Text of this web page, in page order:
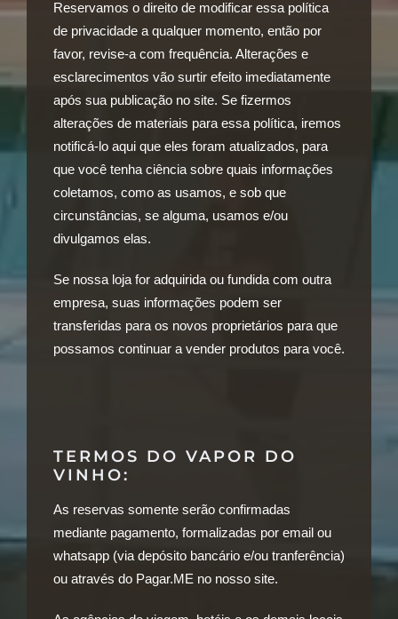
Reservamos o direito de modificar essa política
de privacidade a qualquer momento, então por
favor, revise-a com frequência. Alterações e
esclarecimentos vão surtir efeito imediatamente
após sua publicação no site. Se fizermos
alterações de materiais para essa política, iremos
notificá-lo aqui que eles foram atualizados, para
que você tenha ciência sobre quais informações
coletamos, como as usamos, e sob que
circunstâncias, se alguma, usamos e/ou
divulgamos elas.
Se nossa loja for adquirida ou fundida com outra
empresa, suas informações podem ser
transferidas para os novos proprietários para que
possamos continuar a vender produtos para você.
TERMOS DO VAPOR DO
VINHO:
As reservas somente serão confirmadas
mediante pagamento, formalizadas por email ou
whatsapp (via depósito bancário e/ou tranferência)
ou através do Pagar.ME no nosso site.